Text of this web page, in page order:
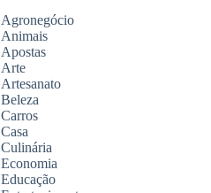
Agronegócio
Animais
Apostas
Arte
Artesanato
Beleza
Carros
Casa
Culinária
Economia
Educação